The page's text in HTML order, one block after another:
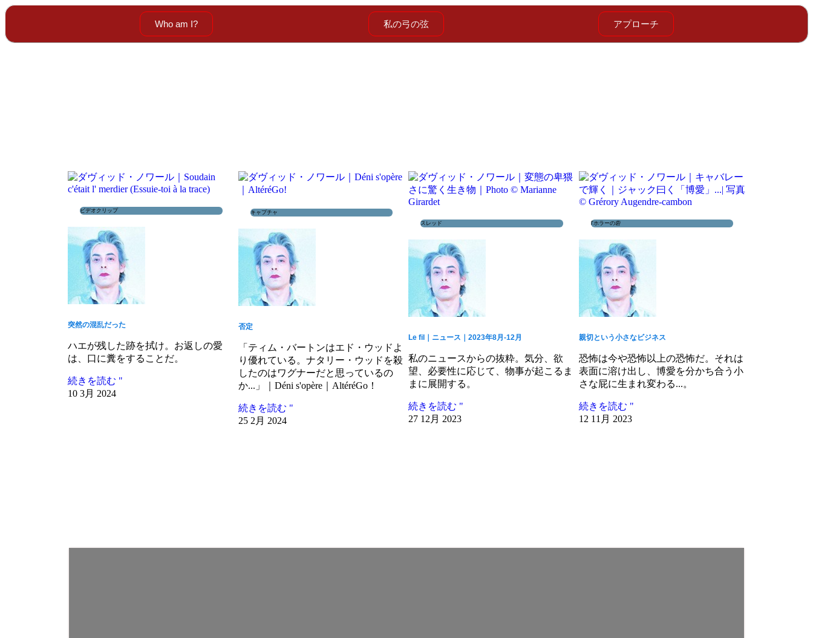
Who am I? 私の弓の弦 アプローチ
ビデオクリップ
突然の混乱だった
ハエが残した跡を拭け。お返しの愛
は、口に糞をすることだ。
続きを読む "
10 3月 2024
キャプチャ
否定
「ティム・バートンはエド・ウッドよ
り優れている。ナタリー・ウッドを殺
したのはワグナーだと思っているの
か...」｜Déni s'opère｜AltéréGo！
続きを読む "
25 2月 2024
スレッド
Le fil｜ニュース｜2023年8月-12月
私のニュースからの抜粋。気分、欲
望、必要性に応じて、物事が起こるま
まに展開する。
続きを読む "
27 12月 2023
l'ホラーの砦
親切という小さなビジネス
恐怖は今や恐怖以上の恐怖だ。それは
表面に溶け出し、博愛を分かち合う小
さな屁に生まれ変わる...。
続きを読む "
12 11月 2023